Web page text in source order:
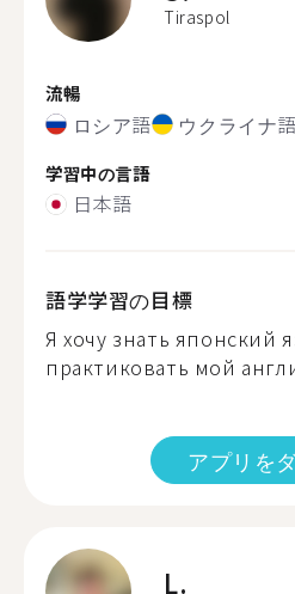
Tiraspol
流暢
ロシア語 ウクライナ語
学習中の言語
日本語
語学学習の目標
Я хочу знать японский
практиковать мой
アプリを
L.